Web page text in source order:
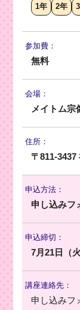
1年 2年
参加費：
無料
会場：
メイトム宗
住所：
〒811-
申込方法：
申し込みフ
申込締切：
7月21日（火
講座連絡先：
申し込みフ